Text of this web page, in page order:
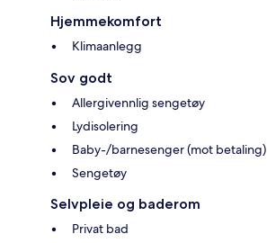
Hjemmekomfort
Klimaanlegg
Sov godt
Allergivennlig sengetøy
Lydisolering
Baby-/barnesenger (mot betaling)
Sengetøy
Selvpleie og baderom
Privat bad